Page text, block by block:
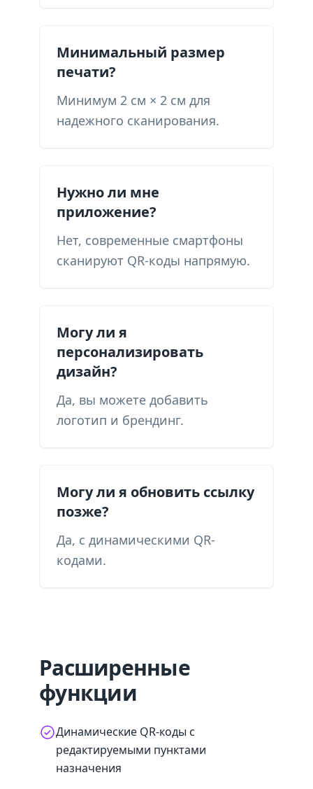
Минимальный размер
печати?
Минимум 2 см × 2 см для
надежного сканирования.
Нужно ли мне
приложение?
Нет, современные смартфоны
сканируют QR-коды напрямую.
Могу ли я
персонализировать
дизайн?
Да, вы можете добавить
логотип и брендинг.
Могу ли я обновить ссылку
позже?
Да, с динамическими QR-
кодами.
Расширенные
функции
Динамические QR-коды с
редактируемыми пунктами
назначения